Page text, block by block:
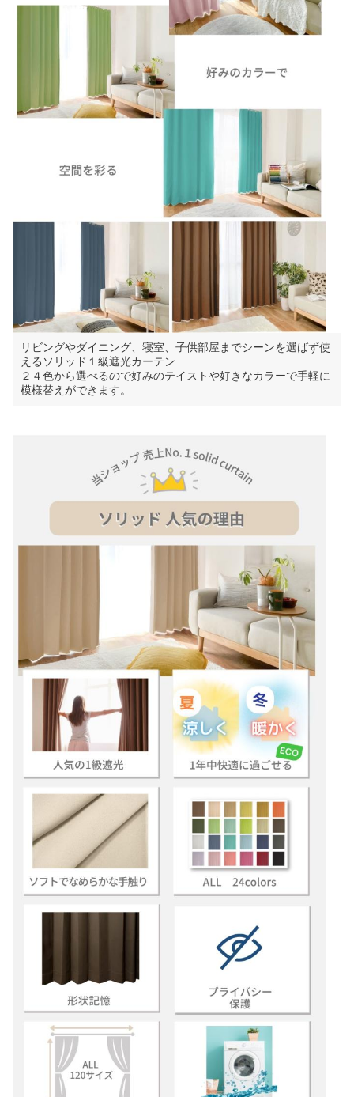
リビングやダイニング、寝室、子供部屋までシーンを選ばず使
えるソリッド１級遮光カーテン
２４色から選べるので好みのテイストや好きなカラーで手軽に
模様替えができます。